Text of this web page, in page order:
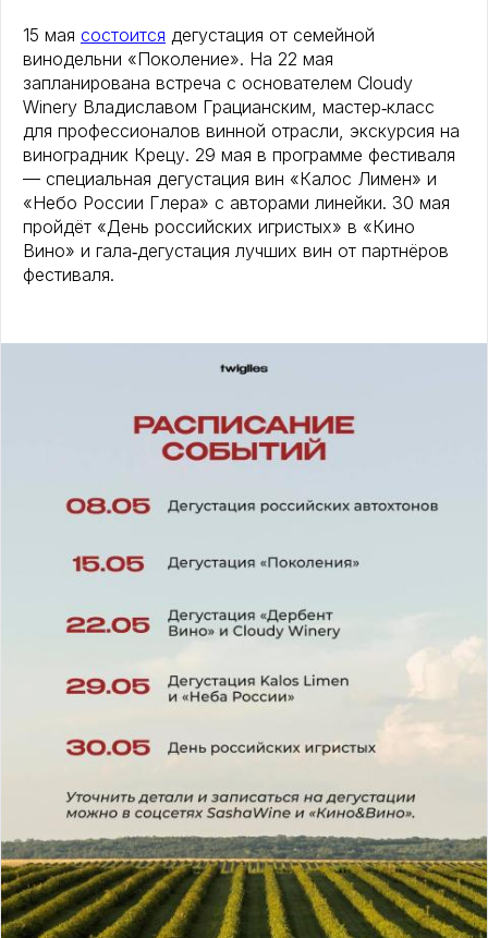
15 мая состоится дегустация от семейной
винодельни «Поколение». На 22 мая
запланирована встреча с основателем Cloudy
Winery Владиславом Грацианским, мастер‑класс
для профессионалов винной отрасли, экскурсия на
виноградник Крецу. 29 мая в программе фестиваля
— специальная дегустация вин «Калос Лимен» и
«Небо России Глера» с авторами линейки. 30 мая
пройдёт «День российских игристых» в «Кино
Вино» и гала‑дегустация лучших вин от партнёров
фестиваля.